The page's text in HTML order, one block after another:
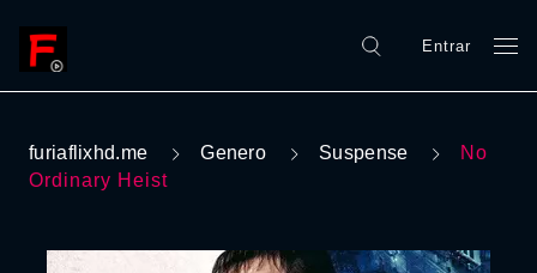
Entrar
furiaflixhd.me Genero Suspense
No
Ordinary Heist